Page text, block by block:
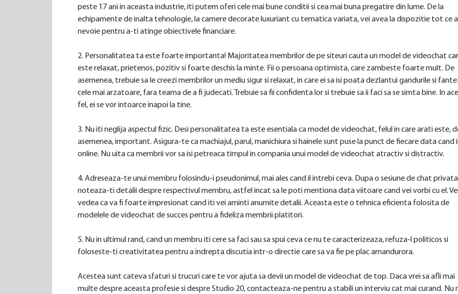
peste 17 ani in aceasta industrie, iti putem oferi cele mai bune conditii si cea mai buna pregatire din lume. De la
echipamente de inalta tehnologie, la camere decorate luxuriant cu tematica variata, vei avea la dispozitie tot ce
nevoie pentru a-ti atinge obiectivele financiare.
2. Personalitatea ta este foarte importanta! Majoritatea membrilor de pe siteuri cauta un model de videochat
este relaxat, prietenos, pozitiv si foarte deschis la minte. Fii o persoana optimista, care zambeste foarte mult. De
asemenea, trebuie sa le creezi membrilor un mediu sigur si relaxat, in care ei sa isi poata dezlantui gandurile si
cele mai arzatoare, fara teama de a fi judecati. Trebuie sa fii confidenta lor si trebuie sa ii faci sa se simta bine. In
fel, ei se vor intoarce inapoi la tine.
3. Nu iti neglija aspectul fizic. Desi personalitatea ta este esentiala ca model de videochat, felul in care arati este,
asemenea, important. Asigura-te ca machiajul, parul, manichiura si hainele sunt puse la punct de fiecare data cand
online. Nu uita ca membrii vor sa isi petreaca timpul in compania unui model de videochat atractiv si distractiv.
4. Adreseaza-te unui membru folosindu-i pseudonimul, mai ales cand il intrebi ceva. Dupa o sesiune de chat
noteaza-ti detalii despre respectivul membru, astfel incat sa le poti mentiona data viitoare cand vei vorbi cu el.
vedea ca va fi foarte impresionat cand iti vei aminti anumite detalii. Aceasta este o tehnica eficienta folosita de
modelele de videochat de succes pentru a fideliza membrii platitori.
5. Nu in ultimul rand, cand un membru iti cere sa faci sau sa spui ceva ce nu te caracterizeaza, refuza-l politicos si
foloseste-ti creativitatea pentru a indrepta discutia intr-o directie care sa va fie pe plac amandurora.
Acestea sunt cateva sfaturi si trucuri care te vor ajuta sa devii un model de videochat de top. Daca vrei sa afli mai
multe despre aceasta profesie si despre Studio 20, contacteaza-ne pentru a stabili un interviu cat mai curand. Nu